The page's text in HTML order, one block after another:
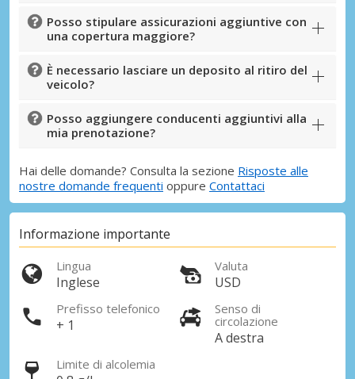
Posso stipulare assicurazioni aggiuntive con
una copertura maggiore?
È necessario lasciare un deposito al ritiro del
veicolo?
Posso aggiungere conducenti aggiuntivi alla
mia prenotazione?
Hai delle domande? Consulta la sezione Risposte alle
nostre domande frequenti oppure Contattaci
Informazione importante
Lingua
Inglese
Valuta
USD
Prefisso telefonico
+ 1
Senso di
circolazione
A destra
Limite di alcolemia